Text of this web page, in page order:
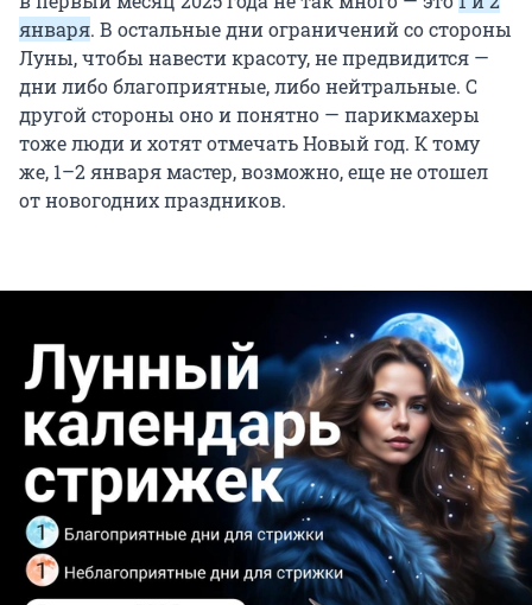
января. В остальные дни ограничений со стороны
Луны, чтобы навести красоту, не предвидится —
дни либо благоприятные, либо нейтральные. С
другой стороны оно и понятно — парикмахеры
тоже люди и хотят отмечать Новый год. К тому
же, 1–2 января мастер, возможно, еще не отошел
от новогодних праздников.